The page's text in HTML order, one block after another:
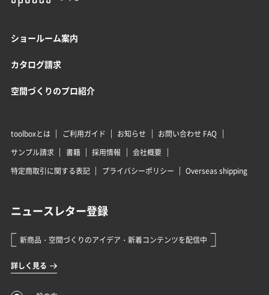
ショールーム案内
カタログ請求
空間づくりのプロ紹介
toolboxとは ご利用ガイド お知らせ
お問い合わせ FAQ
サンプル請求
書籍 採用情報
会社概要
特定商取引に関する表記
プライバシーポリシー Overseas shipping